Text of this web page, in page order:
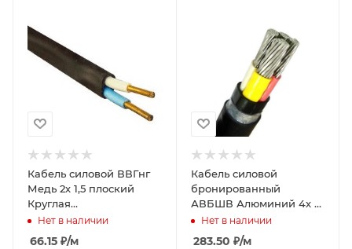
Кабель силовой ВВГнг
Медь 2х 1,5 плоский
Круглая
однопроволочная жила
черный РЭК/Prysmian
Нет в наличии
66.15 ₽/м
Кабель силовой
бронированный
АВБШВ Алюминий 4х 16
Однопроволочная жила
Нет в наличии
283.50 ₽/м